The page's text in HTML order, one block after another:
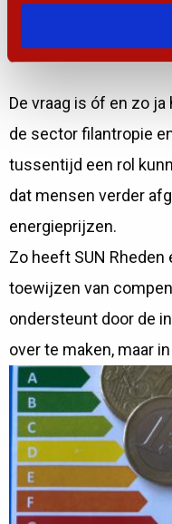
wachten.
Goede
De vraag is óf en zo
de sector filantropie
tussentijd een rol
dat mensen verder
energieprijzen.
Zo heeft SUN
toewijzen van
ondersteunt door de
over te maken, maar